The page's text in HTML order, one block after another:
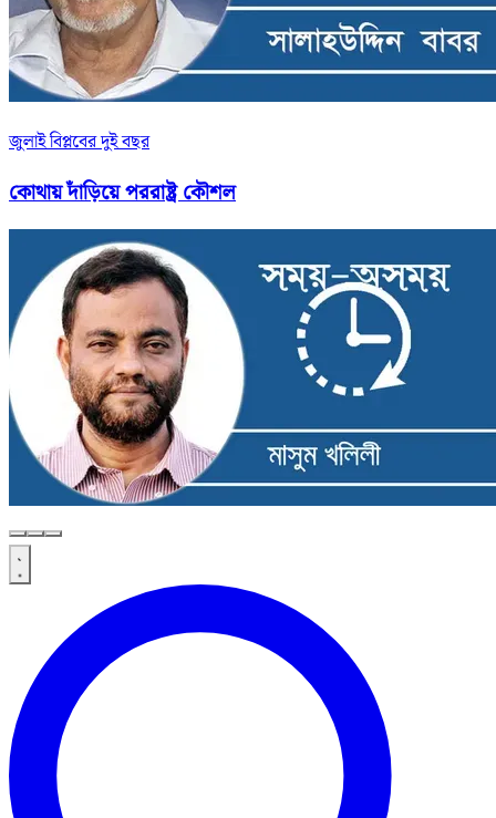
জুলাই বিপ্লবের দুই বছর
কোথায় দাঁড়িয়ে পররাষ্ট্র কৌশল